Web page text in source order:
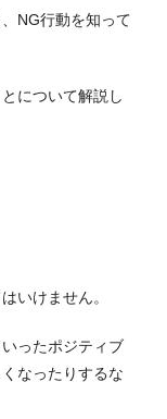
NG行動を知って
について解説し
いけません。
ったポジティブ
なったりするな